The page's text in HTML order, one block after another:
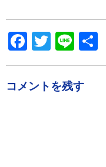
Facebook
Twitter
Line
コメントを残す